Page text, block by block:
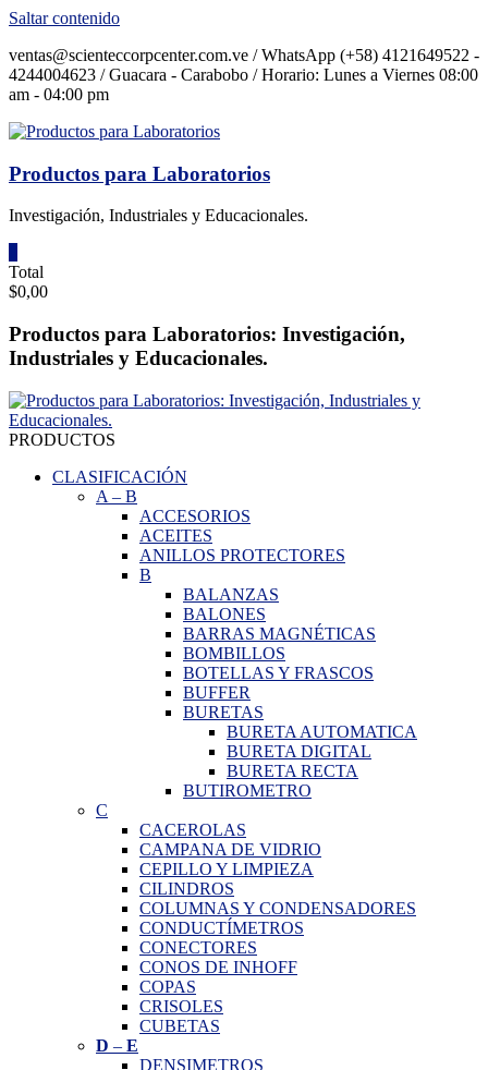
Saltar contenido
ventas@scienteccorpcenter.com.ve / WhatsApp (+58) 4121649522 -
4244004623 / Guacara - Carabobo / Horario: Lunes a Viernes 08:00
am - 04:00 pm
Productos para Laboratorios
Investigación, Industriales y Educacionales.
Total
$0,00
Productos para Laboratorios: Investigación,
Industriales y Educacionales.
PRODUCTOS
CLASIFICACIÓN
A – B
ACCESORIOS
ACEITES
ANILLOS PROTECTORES
B
BALANZAS
BALONES
BARRAS MAGNÉTICAS
BOMBILLOS
BOTELLAS Y FRASCOS
BUFFER
BURETAS
BURETA AUTOMATICA
BURETA DIGITAL
BURETA RECTA
BUTIROMETRO
C
CACEROLAS
CAMPANA DE VIDRIO
CEPILLO Y LIMPIEZA
CILINDROS
COLUMNAS Y CONDENSADORES
CONDUCTÍMETROS
CONECTORES
CONOS DE INHOFF
COPAS
CRISOLES
CUBETAS
D – E
DENSIMETROS